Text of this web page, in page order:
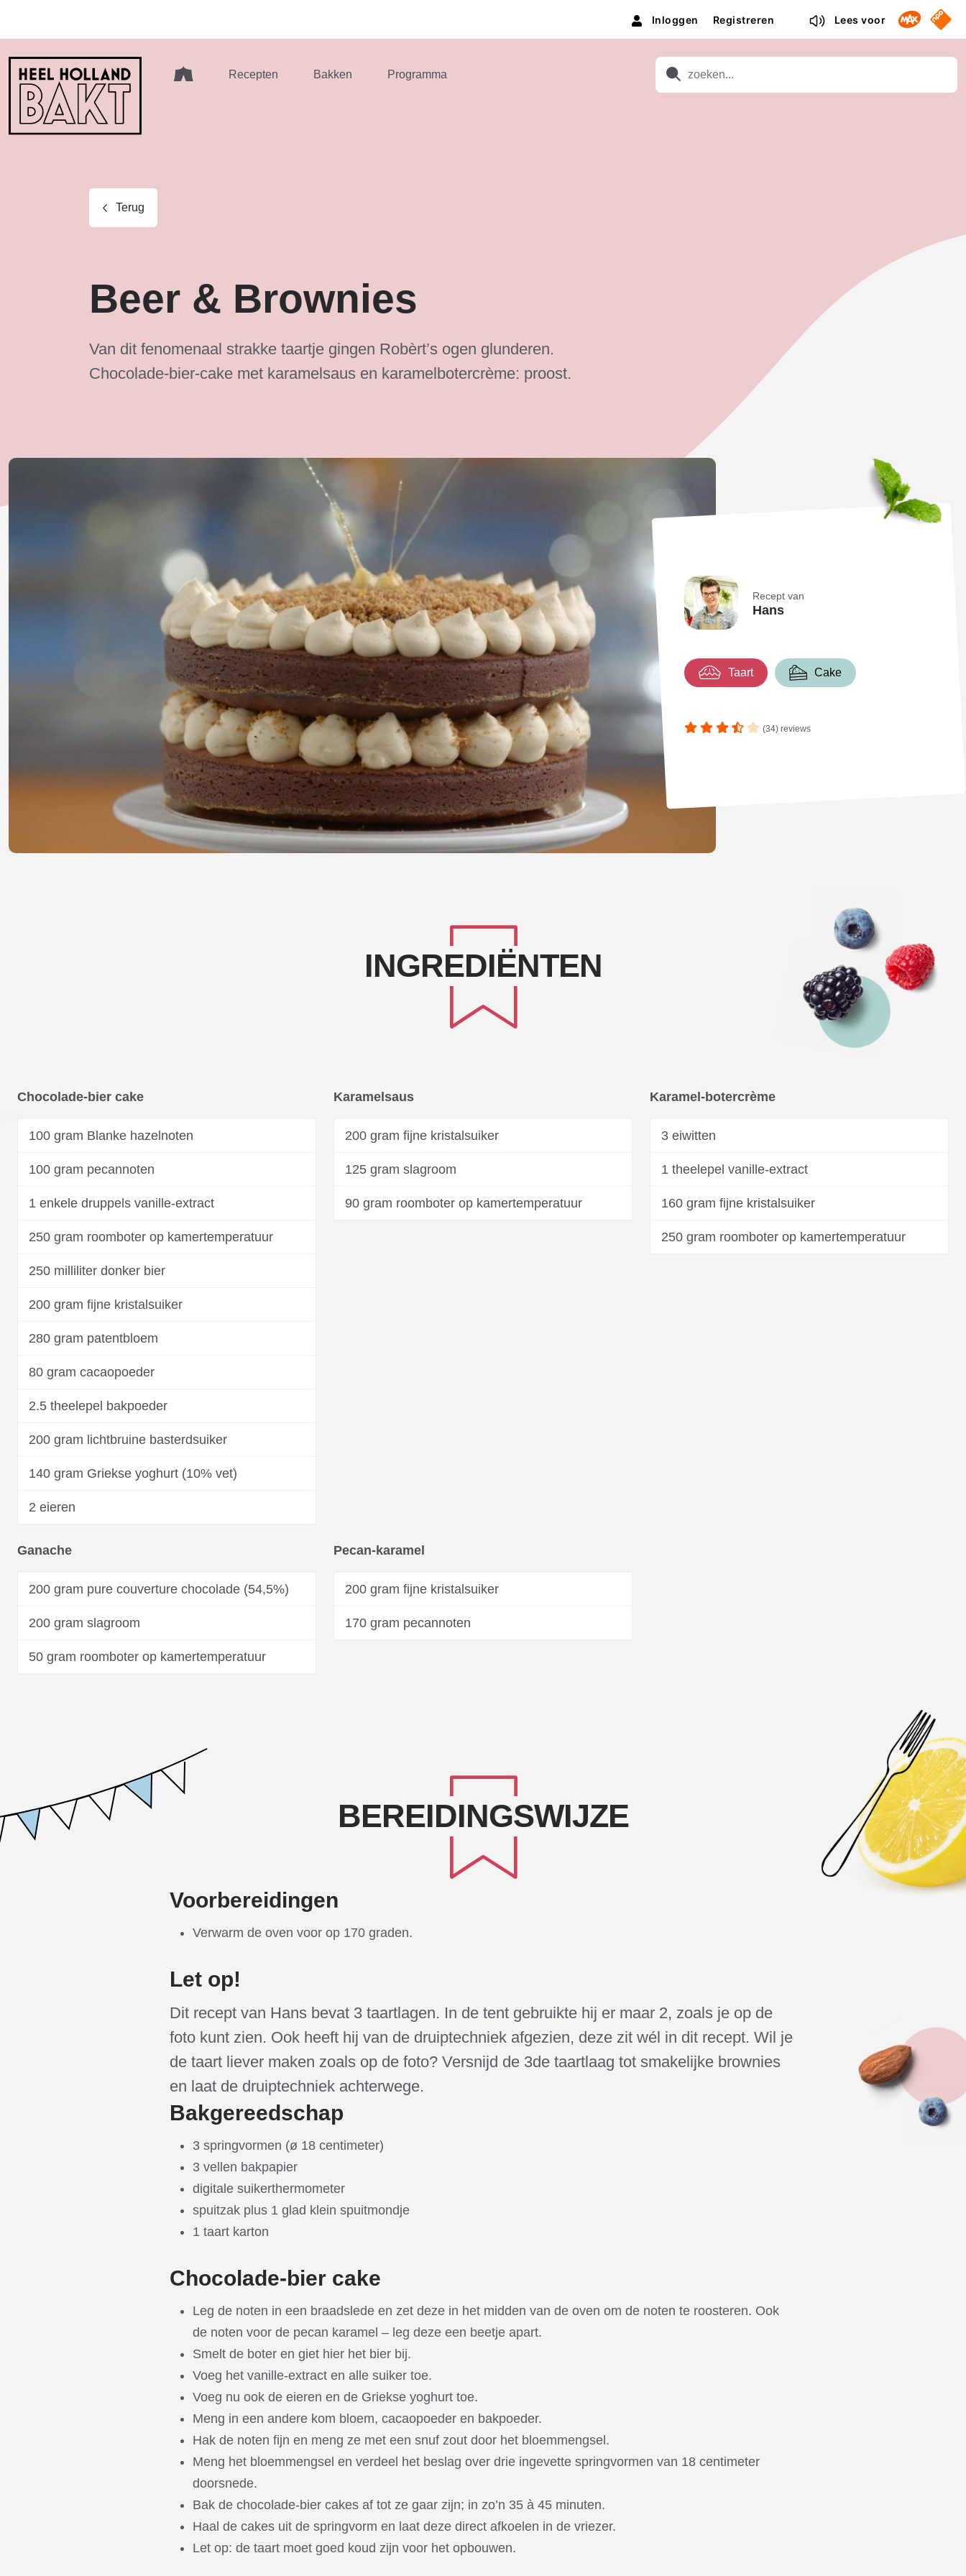
Inloggen Registreren Lees voor Omroep
NPO
Heel
Holland
Bakt
Recepten Bakken Programma
Zoeken
Zoeken
Terug
Beer & Brownies
Van dit fenomenaal strakke taartje gingen Robèrt’s ogen glunderen.
Chocolade-bier-cake met karamelsaus en karamelbotercrème: proost.
Recept van
Hans
Taart Cake
(34) reviews
INGREDIËNTEN
Chocolade-bier cake
100 gram Blanke hazelnoten
100 gram pecannoten
1 enkele druppels vanille-extract
250 gram roomboter op kamertemperatuur
250 milliliter donker bier
200 gram fijne kristalsuiker
280 gram patentbloem
80 gram cacaopoeder
2.5 theelepel bakpoeder
200 gram lichtbruine basterdsuiker
140 gram Griekse yoghurt (10% vet)
2 eieren
Karamelsaus
200 gram fijne kristalsuiker
125 gram slagroom
90 gram roomboter op kamertemperatuur
Karamel-botercrème
3 eiwitten
1 theelepel vanille-extract
160 gram fijne kristalsuiker
250 gram roomboter op kamertemperatuur
Ganache
200 gram pure couverture chocolade (54,5%)
200 gram slagroom
50 gram roomboter op kamertemperatuur
Pecan-karamel
200 gram fijne kristalsuiker
170 gram pecannoten
BEREIDINGSWIJZE
Voorbereidingen
Verwarm de oven voor op 170 graden.
Let op!
Dit recept van Hans bevat 3 taartlagen. In de tent gebruikte hij er maar 2, zoals je op de
foto kunt zien. Ook heeft hij van de druiptechniek afgezien, deze zit wél in dit recept. Wil je
de taart liever maken zoals op de foto? Versnijd de 3de taartlaag tot smakelijke brownies
en laat de druiptechniek achterwege.
Bakgereedschap
3 springvormen (ø 18 centimeter)
3 vellen bakpapier
digitale suikerthermometer
spuitzak plus 1 glad klein spuitmondje
1 taart karton
Chocolade-bier cake
Leg de noten in een braadslede en zet deze in het midden van de oven om de noten te roosteren. Ook
de noten voor de pecan karamel – leg deze een beetje apart.
Smelt de boter en giet hier het bier bij.
Voeg het vanille-extract en alle suiker toe.
Voeg nu ook de eieren en de Griekse yoghurt toe.
Meng in een andere kom bloem, cacaopoeder en bakpoeder.
Hak de noten fijn en meng ze met een snuf zout door het bloemmengsel.
Meng het bloemmengsel en verdeel het beslag over drie ingevette springvormen van 18 centimeter
doorsnede.
Bak de chocolade-bier cakes af tot ze gaar zijn; in zo’n 35 à 45 minuten.
Haal de cakes uit de springvorm en laat deze direct afkoelen in de vriezer.
Let op: de taart moet goed koud zijn voor het opbouwen.